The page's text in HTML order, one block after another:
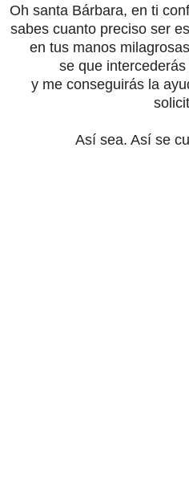
Oh santa Bárbara, en ti
sabes cuanto preciso ser
en tus manos
se que
y me conseguirás la
Así sea. Así se